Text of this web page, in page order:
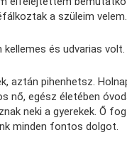
a szüleim velem.
és udvarias volt.
aztán pihenhetsz.
nő, egész életében
neki a gyerekek. Ő
minden fontos dolgot.